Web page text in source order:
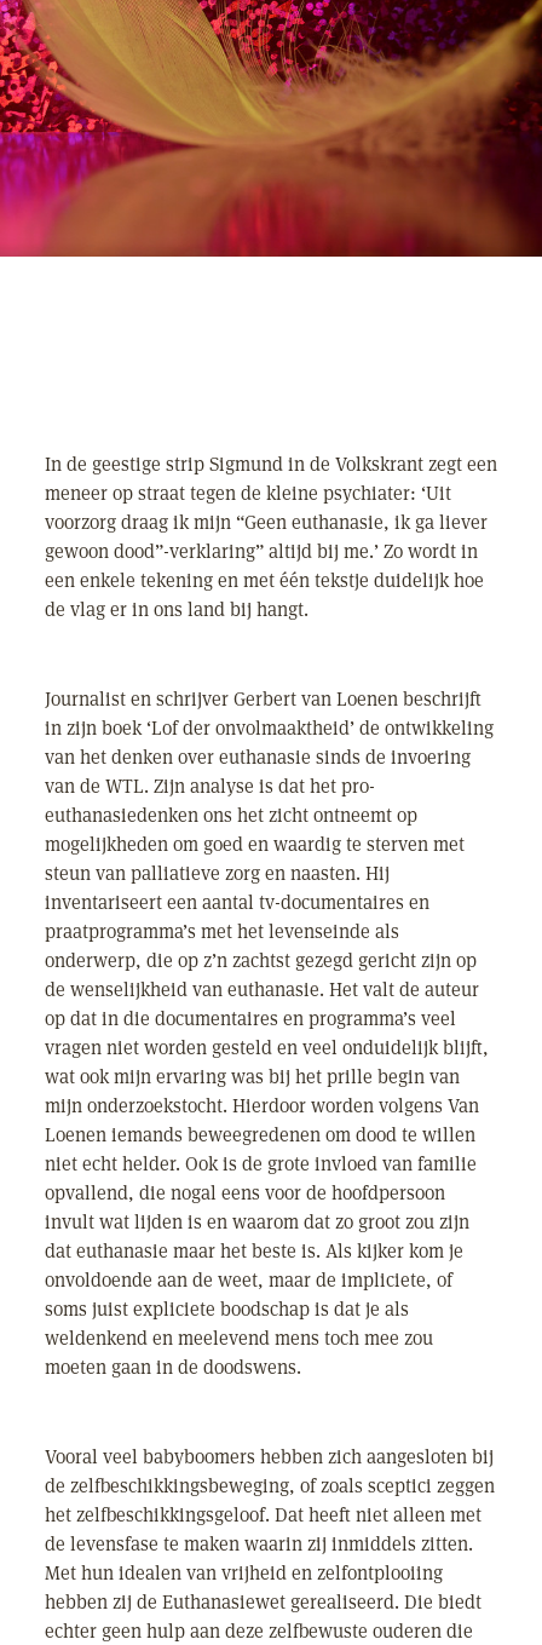
In de geestige strip Sigmund in de Volkskrant zegt een
meneer op straat tegen de kleine psychiater: ‘Uit
voorzorg draag ik mijn “Geen euthanasie, ik ga liever
gewoon dood”-verklaring” altijd bij me.’ Zo wordt in
een enkele tekening en met één tekstje duidelijk hoe
de vlag er in ons land bij hangt.
Journalist en schrijver Gerbert van Loenen beschrijft
in zijn boek ‘Lof der onvolmaaktheid’ de ontwikkeling
van het denken over euthanasie sinds de invoering
van de WTL. Zijn analyse is dat het pro-
euthanasiedenken ons het zicht ontneemt op
mogelijkheden om goed en waardig te sterven met
steun van palliatieve zorg en naasten. Hij
inventariseert een aantal tv-documentaires en
praatprogramma’s met het levenseinde als
onderwerp, die op z’n zachtst gezegd gericht zijn op
de wenselijkheid van euthanasie. Het valt de auteur
op dat in die documentaires en programma’s veel
vragen niet worden gesteld en veel onduidelijk blijft,
wat ook mijn ervaring was bij het prille begin van
mijn onderzoekstocht. Hierdoor worden volgens Van
Loenen iemands beweegredenen om dood te willen
niet echt helder. Ook is de grote invloed van familie
opvallend, die nogal eens voor de hoofdpersoon
invult wat lijden is en waarom dat zo groot zou zijn
dat euthanasie maar het beste is. Als kijker kom je
onvoldoende aan de weet, maar de impliciete, of
soms juist expliciete boodschap is dat je als
weldenkend en meelevend mens toch mee zou
moeten gaan in de doodswens.
Vooral veel babyboomers hebben zich aangesloten bij
de zelfbeschikkingsbeweging, of zoals sceptici zeggen
het zelfbeschikkingsgeloof. Dat heeft niet alleen met
de levensfase te maken waarin zij inmiddels zitten.
Met hun idealen van vrijheid en zelfontplooiing
hebben zij de Euthanasiewet gerealiseerd. Die biedt
echter geen hulp aan deze zelfbewuste ouderen die